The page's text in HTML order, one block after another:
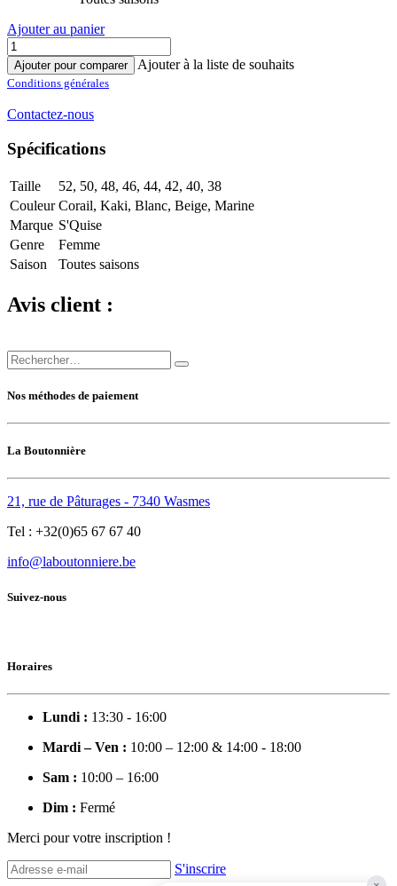
Ajouter au panier
Ajouter pour comparer Ajouter à la liste de souhaits
Conditions générales
Contactez-nous
Spécifications
Taille 52, 50, 48, 46, 44, 42, 40, 38
Couleur Corail, Kaki, Blanc, Beige, Marine
Marque S'Quise
Genre
Femme
Saison
Toutes saisons
Avis client :
Nos méthodes de paiement
La Boutonnière
21, rue de Pâturages - 7340 Wasmes
Tel : +32(0)65 67 67 40
info@laboutonniere.be
Suivez-nous
Horaires
Lundi : 13:30 - 16:00
Mardi – Ven : 10:00 – 12:00 & 14:00 - 18:00
Sam : 10:00 – 16:00
Dim : Fermé
Merci pour votre inscription !
S'inscrire